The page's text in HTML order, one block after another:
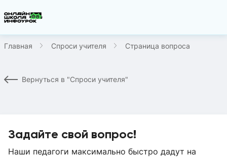
Главная Спроси учителя Страница вопроса
Вернуться в "Спроси учителя"
Задайте свой вопрос!
Наши педагоги максимально быстро дадут на